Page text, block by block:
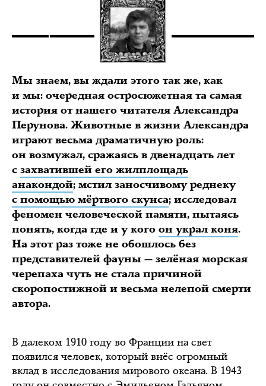
Мы знаем, вы ждали этого так же, как
и мы: очередная остросюжетная та самая
история от нашего читателя Александра
Перунова. Животные в жизни Александра
играют весьма драматичную роль:
он возмужал, сражаясь в двенадцать лет
с захватившей его жилплощадь
анакондой; мстил заносчивому реднеку
с помощью мёртвого скунса; исследовал
феномен человеческой памяти, пытаясь
понять, когда где и у кого он украл коня.
На этот раз тоже не обошлось без
представителей фауны — зелёная морская
черепаха чуть не стала причиной
скоропостижной и весьма нелепой смерти
автора.
В далеком 1910 году во Франции на свет
появился человек, который внёс огромный
вклад в исследования мирового океана. В 1943